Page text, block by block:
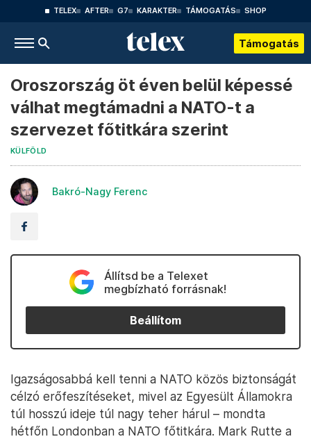
TELEX AFTER G7 KARAKTER TÁMOGATÁS SHOP
Támogatás
Oroszország öt éven belül képessé
válhat megtámadni a NATO-t a
szervezet főtitkára szerint
KÜLFÖLD
Bakró-Nagy Ferenc
Állítsd be a Telexet
megbízható forrásnak!
Beállítom
Igazságosabbá kell tenni a NATO közös biztonságát
célzó erőfeszítéseket, mivel az Egyesült Államokra
túl hosszú ideje túl nagy teher hárul – mondta
hétfőn Londonban a NATO főtitkára. Mark Rutte a